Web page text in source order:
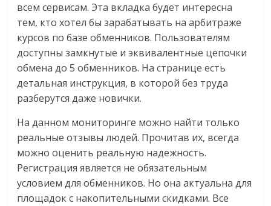
всем сервисам. Эта вкладка будет интересна
тем, кто хотел бы зарабатывать на арбитраже
курсов по базе обменников. Пользователям
доступны замкнутые и эквивалентные цепочки
обмена до 5 обменников. На странице есть
детальная инструкция, в которой без труда
разберутся даже новички.
На данном мониторинге можно найти только
реальные отзывы людей. Прочитав их, всегда
можно оценить реальную надежность.
Регистрация является не обязательным
условием для обменников. Но она актуальна для
площадок с накопительными скидками. Все